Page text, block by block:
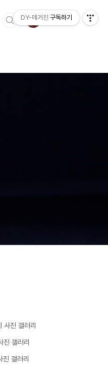
사진 갤러리
진 갤러리
갤러리
DY-매거진 구독하기